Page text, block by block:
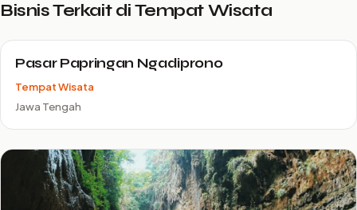
Bisnis Terkait di Tempat Wisata
Pasar Papringan Ngadiprono
Tempat Wisata
Jawa Tengah